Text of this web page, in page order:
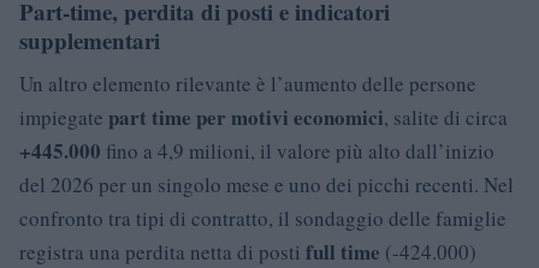
Part-time, perdita di posti e indicatori
supplementari
Un altro elemento rilevante è l’aumento delle persone
impiegate part time per motivi economici, salite di circa
+445.000 fino a 4,9 milioni, il valore più alto dall’inizio
del 2026 per un singolo mese e uno dei picchi recenti. Nel
confronto tra tipi di contratto, il sondaggio delle famiglie
registra una perdita netta di posti full time (-424.000)